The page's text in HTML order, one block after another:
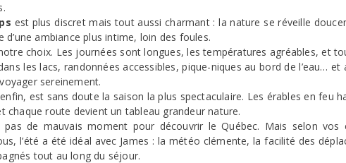
est plus discret mais tout aussi charmant : la nature se réveille
d’une ambiance plus intime, loin des foules.
choix. Les journées sont longues, les températures agréables, et
les lacs, randonnées accessibles, pique-niques au bord de l’eau…
sereinement.
enfin, est sans doute la saison la plus spectaculaire. Les érables en feu
chaque route devient un tableau grandeur nature.
pas de mauvais moment pour découvrir le Québec. Mais selon vos
l’été a été idéal avec James : la météo clémente, la facilité des
tout au long du séjour.